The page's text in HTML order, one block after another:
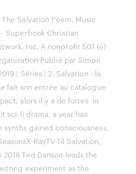
Salvation Poem. Music
Superbook Christian
Inc. A nonprofit 501 (c)
Publié par Simon
| Séries | 2. Salvation : la
fait son entrée au catalogue
alors il y a de fortes In
sci-fi drama, a year has
synths gained consciousness,
RayTV-14 Salvation,
2018 Ted Danson leads the
experiment as the